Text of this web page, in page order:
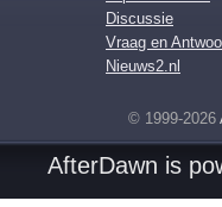
Discussie
Vraag en
Nieuws2.nl
© 1999-2026
AfterDawn is